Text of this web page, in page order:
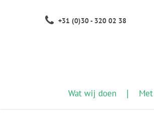
+31 (0)30 - 320 02 38
Wat wij doen